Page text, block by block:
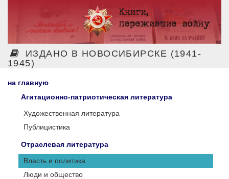
ИЗДАНО В НОВОСИБИРСКЕ (1941-
1945)
на главную
Агитационно-патриотическая литература
Художественная литература
Публицистика
Отраслевая литература
Власть и политика
Люди и общество